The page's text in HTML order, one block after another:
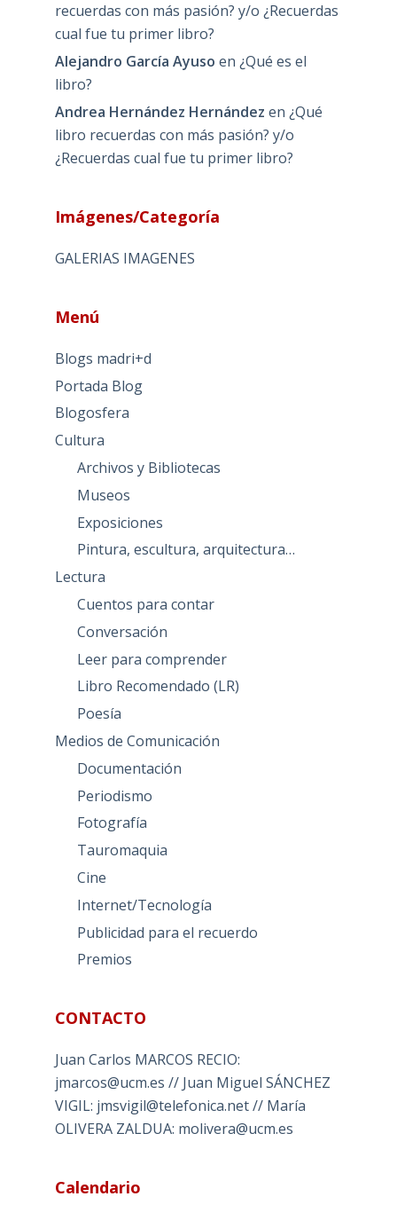
recuerdas con más pasión? y/o ¿Recuerdas
cual fue tu primer libro?
Alejandro García Ayuso en ¿Qué es el
libro?
Andrea Hernández Hernández en ¿Qué
libro recuerdas con más pasión? y/o
¿Recuerdas cual fue tu primer libro?
Imágenes/Categoría
GALERIAS IMAGENES
Menú
Blogs madri+d
Portada Blog
Blogosfera
Cultura
Archivos y Bibliotecas
Museos
Exposiciones
Pintura, escultura, arquitectura…
Lectura
Cuentos para contar
Conversación
Leer para comprender
Libro Recomendado (LR)
Poesía
Medios de Comunicación
Documentación
Periodismo
Fotografía
Tauromaquia
Cine
Internet/Tecnología
Publicidad para el recuerdo
Premios
CONTACTO
Juan Carlos MARCOS RECIO:
jmarcos@ucm.es // Juan Miguel SÁNCHEZ
VIGIL: jmsvigil@telefonica.net // María
OLIVERA ZALDUA: molivera@ucm.es
Calendario